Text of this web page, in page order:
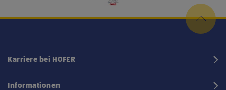
Karriere bei HOFER
Informationen